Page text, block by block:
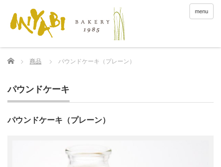
menu
Home 商品 パウンドケーキ（プレーン）
パウンドケーキ
パウンドケーキ（プレーン）